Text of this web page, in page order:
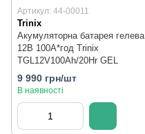
Артикул: 44-00011
Trinix
Акумуляторна батарея гелева
12В 100А*год Trinix
TGL12V100Ah/20Hr GEL
9 990 грн/шт
В наявності